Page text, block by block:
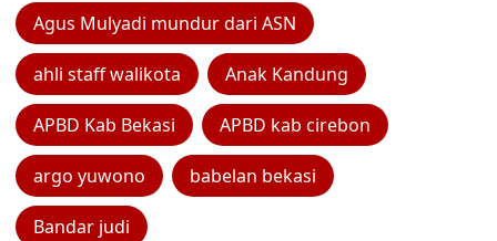
Agus Mulyadi mundur dari ASN
ahli staff walikota Anak Kandung
APBD Kab Bekasi APBD kab cirebon
argo yuwono babelan bekasi
Bandar judi